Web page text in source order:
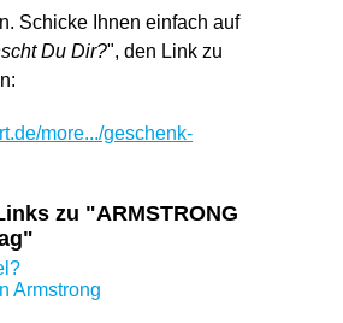
Schicke Ihnen einfach auf
Du Dir?", den Link zu
more.../geschenk-
zu "ARMSTRONG
Armstrong